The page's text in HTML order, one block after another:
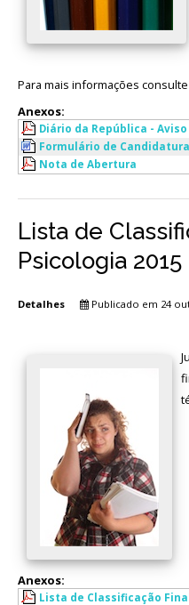
Para mais informações
Anexos:
Diário da República -
Formulário de Candidatura
Nota de Abertura
Lista de
Psicologia 2015
Detalhes Publicado em 24
Anexos:
Lista de Classificação Final